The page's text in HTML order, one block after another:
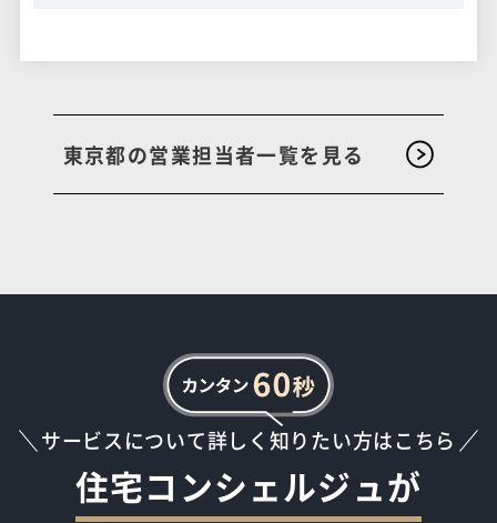
東京都の営業担当者一覧を見る
サービスについて詳しく知りたい方はこちら
住宅コンシェルジュが